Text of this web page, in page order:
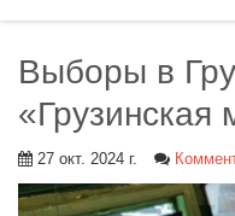
Выборы в
«Грузинская
27 окт. 2024 г.